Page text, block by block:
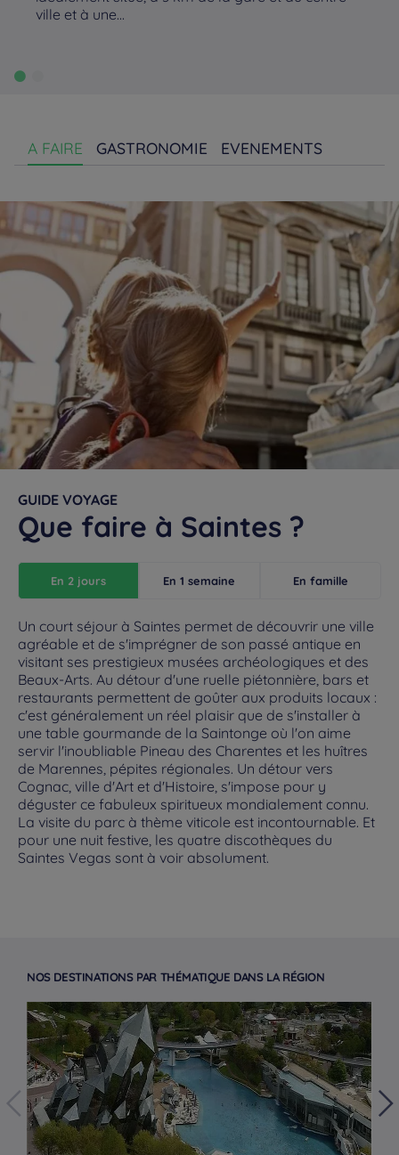
ville et à une...
A FAIRE GASTRONOMIE EVENEMENTS
GUIDE VOYAGE
Que faire à Saintes ?
En 2 jours En 1 semaine En famille
Un court séjour à Saintes permet de découvrir une ville
agréable et de s'imprégner de son passé antique en
visitant ses prestigieux musées archéologiques et des
Beaux-Arts. Au détour d'une ruelle piétonnière, bars et
restaurants permettent de goûter aux produits locaux :
c'est généralement un réel plaisir que de s'installer à
une table gourmande de la Saintonge où l'on aime
servir l'inoubliable Pineau des Charentes et les huîtres
de Marennes, pépites régionales. Un détour vers
Cognac, ville d'Art et d'Histoire, s'impose pour y
déguster ce fabuleux spiritueux mondialement connu.
La visite du parc à thème viticole est incontournable. Et
pour une nuit festive, les quatre discothèques du
Saintes Vegas sont à voir absolument.
NOS DESTINATIONS PAR THÉMATIQUE DANS LA RÉGION